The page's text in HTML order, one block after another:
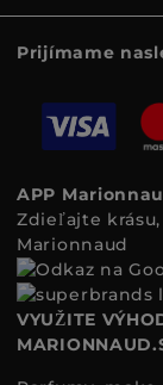
Prijímame
APP
Zdieľajte
Marionnaud
VYUŽITE